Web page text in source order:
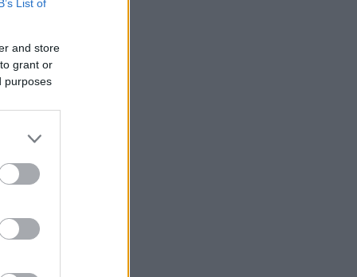
List of
and store
grant or
purposes